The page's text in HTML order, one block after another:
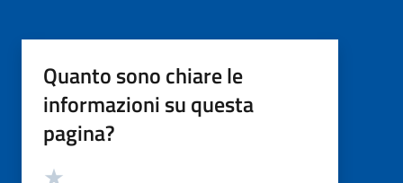
Quanto sono chiare le
informazioni su questa
pagina?
Valutazione